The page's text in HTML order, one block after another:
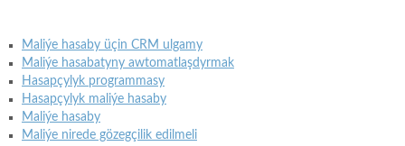
Maliýe hasaby üçin CRM ulgamy
Maliýe hasabatyny awtomatlaşdyrmak
Hasapçylyk programmasy
Hasapçylyk maliýe hasaby
Maliýe hasaby
Maliýe nirede gözegçilik edilmeli